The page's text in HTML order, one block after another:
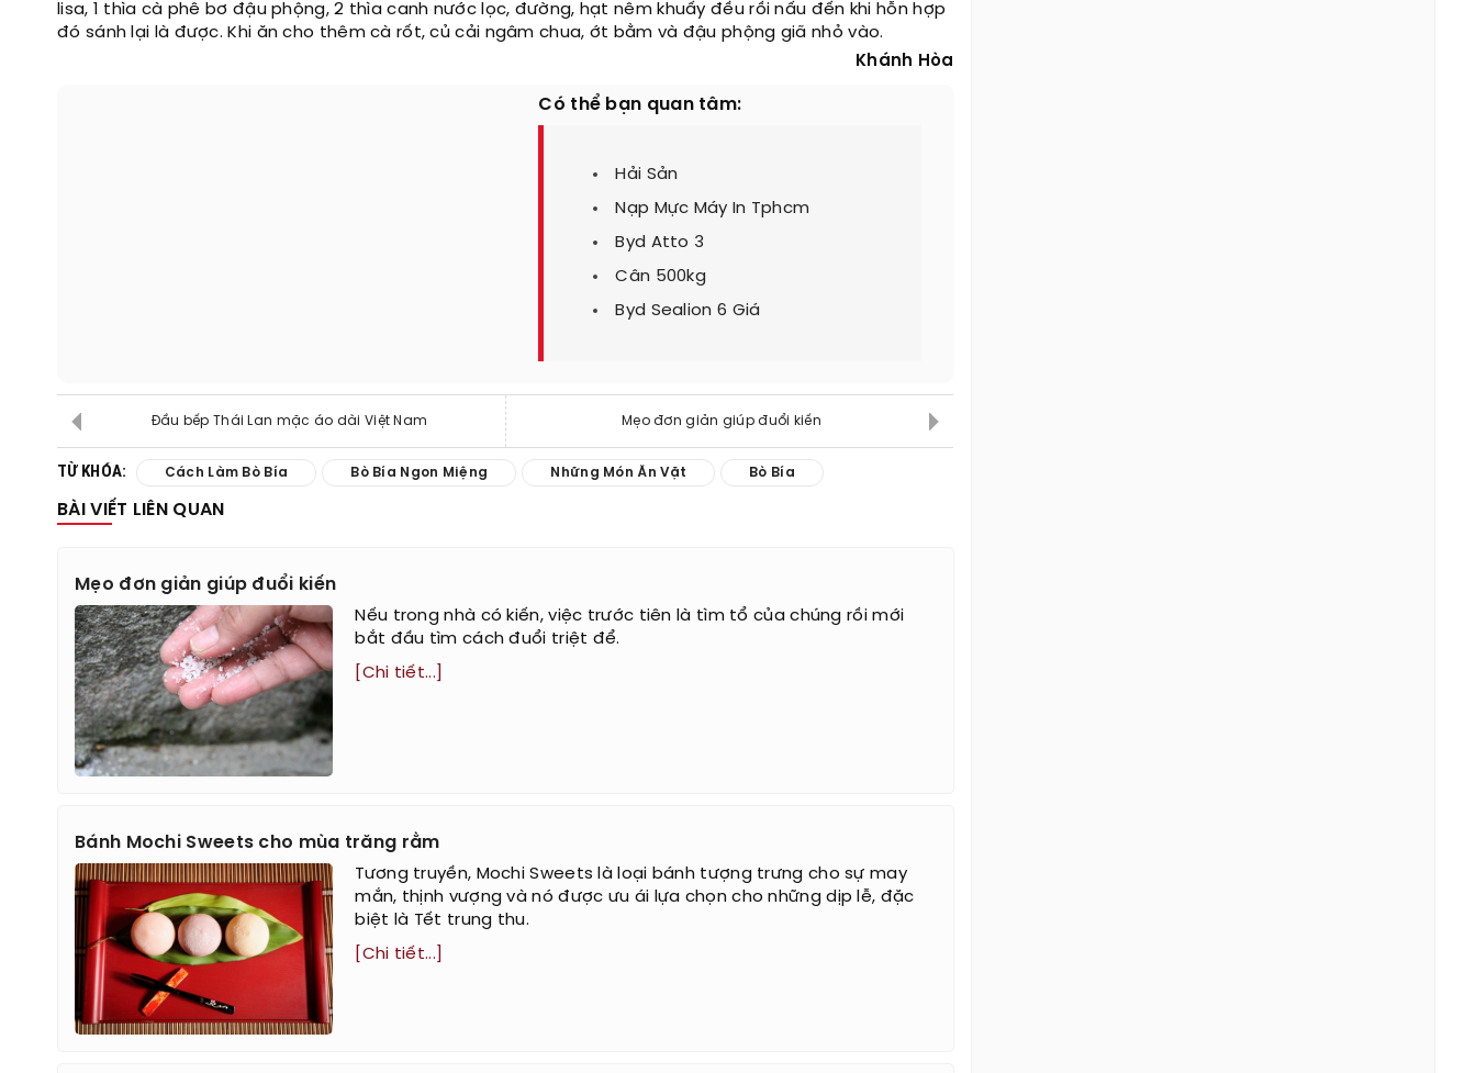
lisa, 1 thìa cà phê bơ đậu phộng, 2 thìa canh nước lọc, đường, hạt nêm khuấy đều rồi nấu đến khi hỗn hợp
đó sánh lại là được. Khi ăn cho thêm cà rốt, củ cải ngâm chua, ớt bằm và đậu phộng giã nhỏ vào.
Khánh Hòa
Có thể bạn quan tâm:
Hải Sản
Nạp Mực Máy In Tphcm
Byd Atto 3
Cân 500kg
Byd Sealion 6 Giá
Đầu bếp Thái Lan mặc áo dài Việt Nam Mẹo đơn giản giúp đuổi kiến
TỪ KHÓA: Cách Làm Bò Bía Bò Bía Ngon Miệng Những Món Ăn Vặt Bò Bía
BÀI VIẾT LIÊN QUAN
Mẹo đơn giản giúp đuổi kiến
Nếu trong nhà có kiến, việc trước tiên là tìm tổ của chúng rồi mới
bắt đầu tìm cách đuổi triệt để.
[Chi tiết...]
Bánh Mochi Sweets cho mùa trăng rằm
Tương truyền, Mochi Sweets là loại bánh tượng trưng cho sự may
mắn, thịnh vượng và nó được ưu ái lựa chọn cho những dịp lễ, đặc
biệt là Tết trung thu.
[Chi tiết...]